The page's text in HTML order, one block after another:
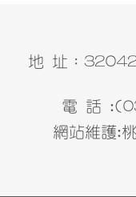
地 址：
電 話
網站維護: